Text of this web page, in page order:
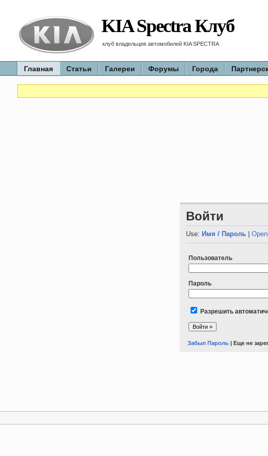
KIA Spectra Клуб
клуб владельцев автомобилей KIA SPECTRA
Главная Статьи Галереи Форумы Города
Войти
Use: Имя / Пароль|
Пользователь
Пароль
Разрешить
Забыл Пароль| Еще не